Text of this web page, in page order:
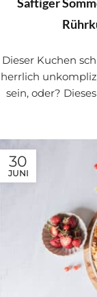
Dieser Kuchen
herrlich
sein, oder?
30
JUNI